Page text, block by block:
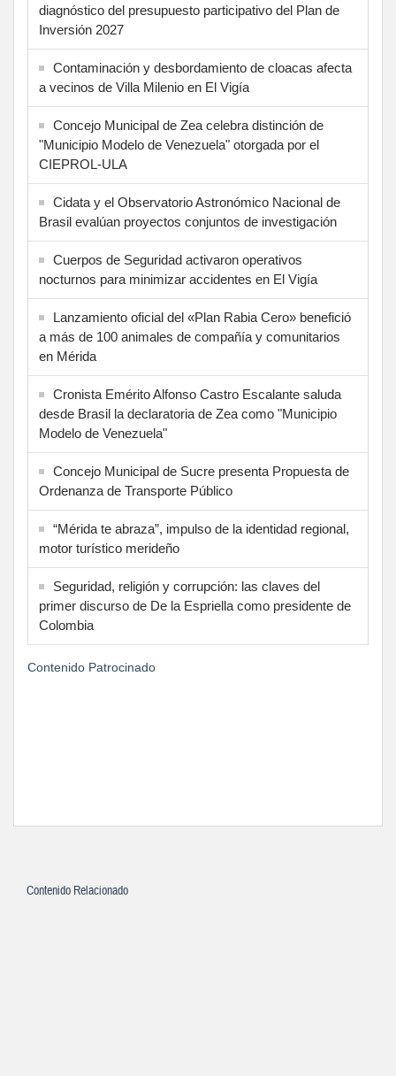
diagnóstico del presupuesto participativo del Plan de
Inversión 2027
Contaminación y desbordamiento de cloacas afecta
a vecinos de Villa Milenio en El Vigía
Concejo Municipal de Zea celebra distinción de
"Municipio Modelo de Venezuela" otorgada por el
CIEPROL-ULA
Cidata y el Observatorio Astronómico Nacional de
Brasil evalúan proyectos conjuntos de investigación
Cuerpos de Seguridad activaron operativos
nocturnos para minimizar accidentes en El Vigía
Lanzamiento oficial del «Plan Rabia Cero» benefició
a más de 100 animales de compañía y comunitarios
en Mérida
Cronista Emérito Alfonso Castro Escalante saluda
desde Brasil la declaratoria de Zea como "Municipio
Modelo de Venezuela"
Concejo Municipal de Sucre presenta Propuesta de
Ordenanza de Transporte Público
“Mérida te abraza”, impulso de la identidad regional,
motor turístico merideño
Seguridad, religión y corrupción: las claves del
primer discurso de De la Espriella como presidente de
Colombia
Contenido Patrocinado
Contenido Relacionado